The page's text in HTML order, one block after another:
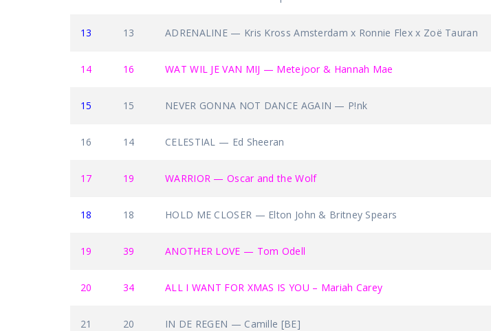
13 13 ADRENALINE — Kris Kross Amsterdam x Ronnie Flex x Zoë Tauran
14 16 WAT WIL JE VAN MIJ — Metejoor & Hannah Mae
15 15 NEVER GONNA NOT DANCE AGAIN — P!nk
16 14 CELESTIAL — Ed Sheeran
17 19 WARRIOR — Oscar and the Wolf
18 18 HOLD ME CLOSER — Elton John & Britney Spears
19 39 ANOTHER LOVE — Tom Odell
20 34 ALL I WANT FOR XMAS IS YOU – Mariah Carey
21 20 IN DE REGEN — Camille [BE]